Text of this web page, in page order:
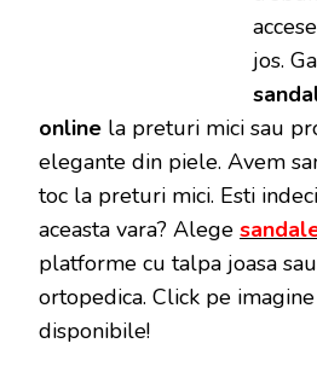
jos.
online la preturi mici sau
elegante din piele. Avem
toc la preturi mici. Esti
aceasta vara? Alege
platforme cu talpa joasa
ortopedica. Click pe
disponibile!